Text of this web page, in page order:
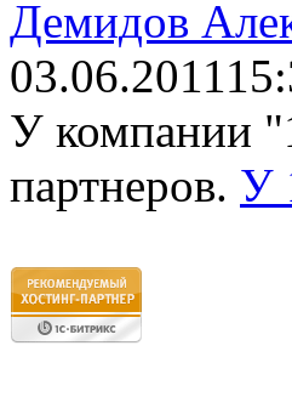
Демидов
03.06.2011
У компании
партнеров. У